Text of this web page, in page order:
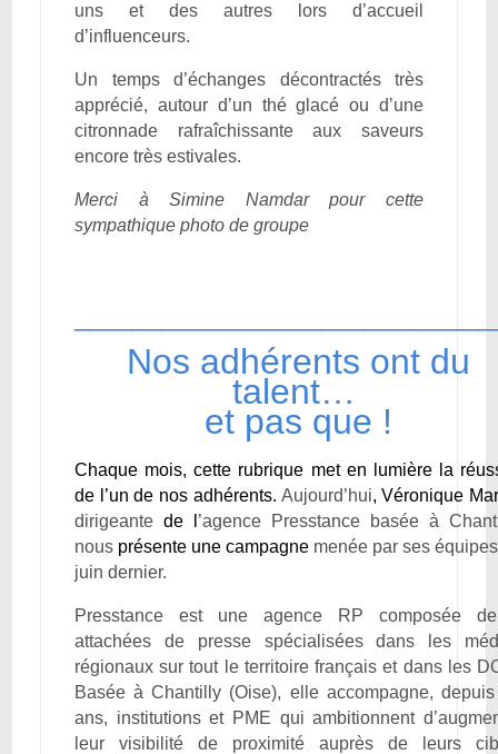
uns et des autres lors d’accueil
d’influenceurs.
Un temps d’échanges décontractés très
apprécié, autour d’un thé glacé ou d’une
citronnade rafraîchissante aux saveurs
encore très estivales.
Merci à Simine Namdar pour cette
sympathique photo de groupe
Nos adhérents ont du
talent…
et pas que !
Chaque mois, cette rubrique met en lumière la
de l’un de nos adhérents. Aujourd’hui, Véronique
dirigeante de l ’agence Presstance basée à
nous présente une campagne menée par ses
juin dernier.
Presstance est une agence RP composée
attachées de presse spécialisées dans les
régionaux sur tout le territoire français et dans les
Basée à Chantilly (Oise), elle accompagne,
ans, institutions et PME qui ambitionnent
leur visibilité de proximité auprès de leurs